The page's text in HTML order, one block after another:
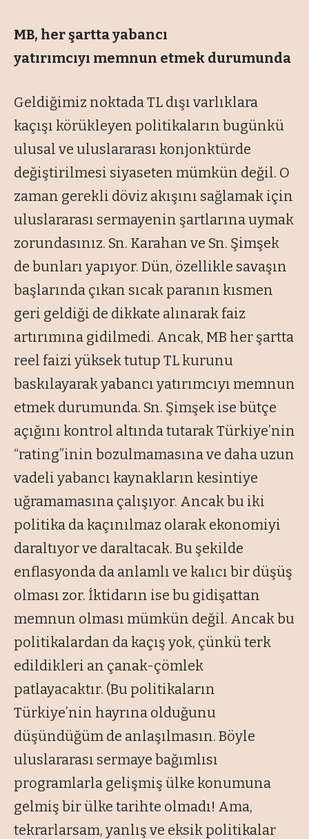
MB, her şartta yabancı
yatırımcıyı memnun etmek durumunda
Geldiğimiz noktada TL dışı varlıklara
kaçışı körükleyen politikaların bugünkü
ulusal ve uluslararası konjonktürde
değiştirilmesi siyaseten mümkün değil. O
zaman gerekli döviz akışını sağlamak için
uluslararası sermayenin şartlarına uymak
zorundasınız. Sn. Karahan ve Sn. Şimşek
de bunları yapıyor. Dün, özellikle savaşın
başlarında çıkan sıcak paranın kısmen
geri geldiği de dikkate alınarak faiz
artırımına gidilmedi. Ancak, MB her şartta
reel faizi yüksek tutup TL kurunu
baskılayarak yabancı yatırımcıyı memnun
etmek durumunda. Sn. Şimşek ise bütçe
açığını kontrol altında tutarak Türkiye’nin
“rating”inin bozulmamasına ve daha uzun
vadeli yabancı kaynakların kesintiye
uğramamasına çalışıyor. Ancak bu iki
politika da kaçınılmaz olarak ekonomiyi
daraltıyor ve daraltacak. Bu şekilde
enflasyonda da anlamlı ve kalıcı bir düşüş
olması zor. İktidarın ise bu gidişattan
memnun olması mümkün değil. Ancak bu
politikalardan da kaçış yok, çünkü terk
edildikleri an çanak-çömlek
patlayacaktır. (Bu politikaların
Türkiye’nin hayrına olduğunu
düşündüğüm de anlaşılmasın. Böyle
uluslararası sermaye bağımlısı
programlarla gelişmiş ülke konumuna
gelmiş bir ülke tarihte olmadı! Ama,
tekrarlarsam, yanlış ve eksik politikalar